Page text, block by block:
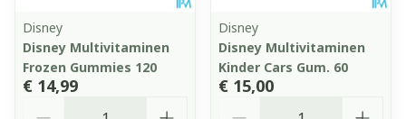
Disney
Disney Multivitaminen
Frozen Gummies 120
€ 14,99
Disney
Disney Multivitaminen
Kinder Cars Gum. 60
€ 15,00